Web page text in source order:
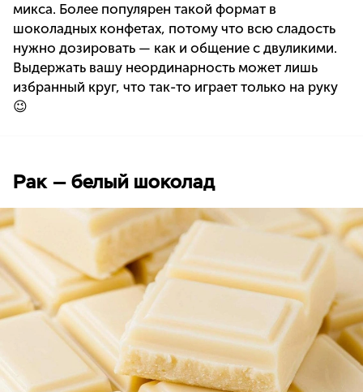
микса. Более популярен такой формат в
шоколадных конфетах, потому что всю сладость
нужно дозировать — как и общение с двуликими.
Выдержать вашу неординарность может лишь
избранный круг, что так-то играет только на руку
😉
Рак — белый шоколад